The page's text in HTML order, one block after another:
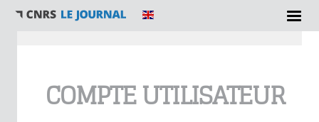
COMPTE UTILISATEUR